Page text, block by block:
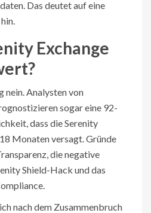
Das deutet auf eine
Exchange
Analysten von
sogar eine 92-
dass die Serenity
Monaten versagt. Gründe
die negative
Shield-Hack und das
nach dem Zusammenbruch